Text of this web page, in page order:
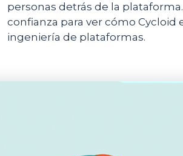
personas detrás de la
confianza para ver cómo
ingeniería de plataformas.